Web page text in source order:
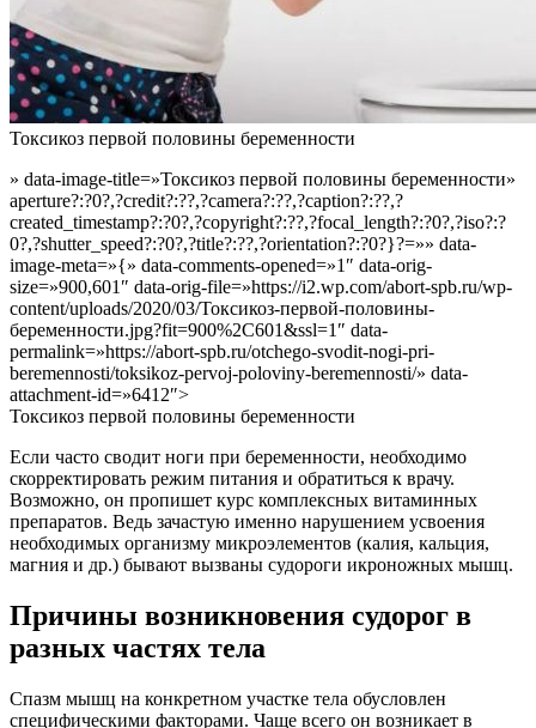
Токсикоз первой половины беременности
» data-image-title=»Токсикоз первой половины беременности»
aperture?:?0?,?credit?:??,?camera?:??,?caption?:??,?
created_timestamp?:?0?,?copyright?:??,?focal_length?:?0?,?iso?:?
0?,?shutter_speed?:?0?,?title?:??,?orientation?:?0?}?=»» data-
image-meta=»{» data-comments-opened=»1″ data-orig-
size=»900,601″ data-orig-file=»https://i2.wp.com/abort-spb.ru/wp-
content/uploads/2020/03/Токсикоз-первой-половины-
беременности.jpg?fit=900%2C601&ssl=1″ data-
permalink=»https://abort-spb.ru/otchego-svodit-nogi-pri-
beremennosti/toksikoz-pervoj-poloviny-beremennosti/» data-
attachment-id=»6412″>
Токсикоз первой половины беременности
Если часто сводит ноги при беременности, необходимо
скорректировать режим питания и обратиться к врачу.
Возможно, он пропишет курс комплексных витаминных
препаратов. Ведь зачастую именно нарушением усвоения
необходимых организму микроэлементов (калия, кальция,
магния и др.) бывают вызваны судороги икроножных мышц.
Причины возникновения судорог в
разных частях тела
Спазм мышц на конкретном участке тела обусловлен
специфическими факторами. Чаще всего он возникает в